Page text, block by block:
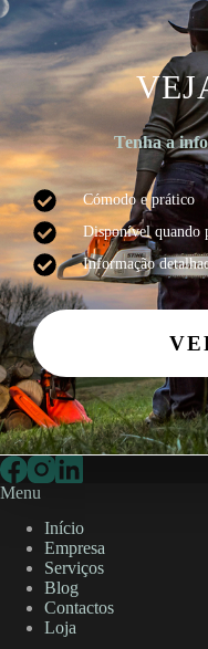
Tenha a
Cómodo e prático​
Disponível quando
Informação
Menu
Início
Empresa
Serviços
Blog
Contactos
Loja